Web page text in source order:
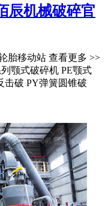
辰机械破碎官
胎移动站 查看更多 >>
颚式破碎机 PE颚式
击破 PY弹簧圆锥破